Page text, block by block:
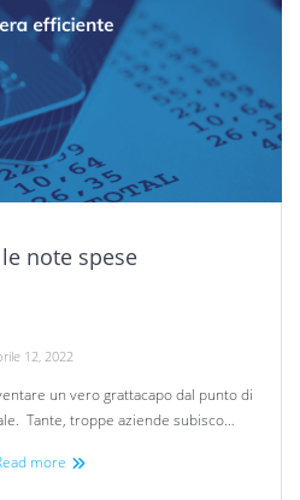
note spese
12, 2022
un vero grattacapo dal punto di
Tante, troppe aziende subisco…
more